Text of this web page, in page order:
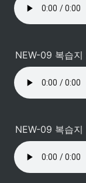
NEW-09 복습지
NEW-09 복습지